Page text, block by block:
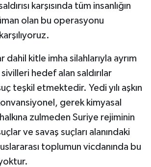
karşısında tüm insanlığın
olan bu operasyonu
dahil kitle imha silahlarıyla ayrım
hedef alan saldırılar
teşkil etmektedir. Yedi yılı aşkın
gerek kimyasal
zulmeden Suriye rejiminin
ve savaş suçları alanındaki
toplumun vicdanında bu